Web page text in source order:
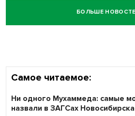
Честный выбор: видеонаблюдение
объективность результатов ЕДГ в
БОЛЬШЕ
Самое читаемое:
Ни одного Мухаммеда: самые
назвали в ЗАГСах Новосибирска